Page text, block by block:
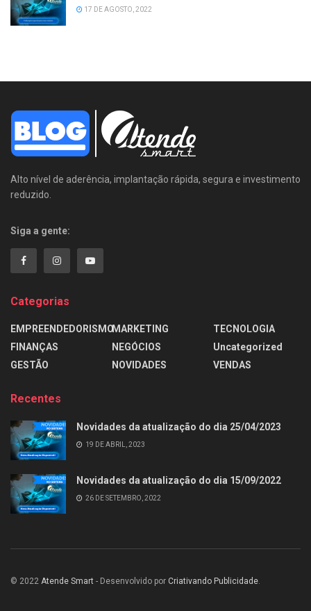
17 DE AGOSTO, 2022
Alto nível de aderência, implantação rápida, segura e investimento
reduzido.
Siga a gente:
Categorias
EMPREENDEDORISMO
FINANÇAS
GESTÃO
MARKETING
NEGÓCIOS
NOVIDADES
TECNOLOGIA
Uncategorized
VENDAS
Recentes
Novidades da atualização do dia 25/04/2023
19 DE ABRIL, 2023
Novidades da atualização do dia 15/09/2022
26 DE SETEMBRO, 2022
© 2022 Atende Smart - Desenvolvido por Criativando Publicidade.